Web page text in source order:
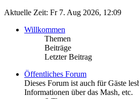
Aktuelle Zeit: Fr 7. Aug 2026, 12:09
Willkommen
Themen
Beiträge
Letzter Beitrag
Öffentliches Forum
Dieses Forum ist auch für Gäste
Informationen über das Mash, etc.